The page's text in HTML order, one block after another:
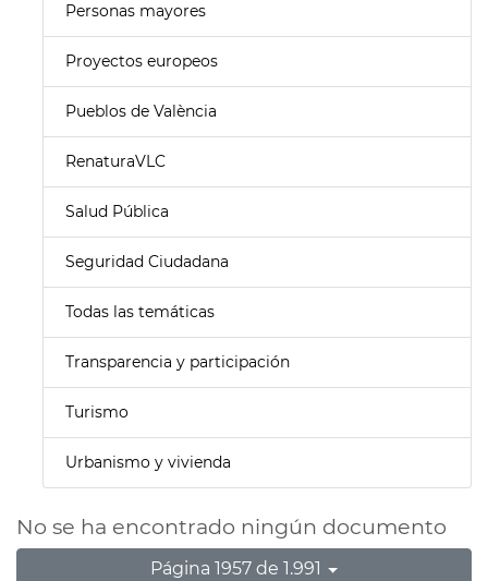
Personas mayores
Proyectos europeos
Pueblos de València
RenaturaVLC
Salud Pública
Seguridad Ciudadana
Todas las temáticas
Transparencia y participación
Turismo
Urbanismo y vivienda
No se ha encontrado ningún documento
Página 1957 de 1.991